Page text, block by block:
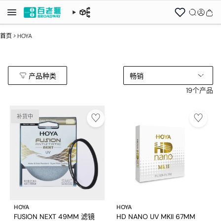
首页> HOYA
产品种类
畅销
19个产品
补货中
HOYA
FUSION NEXT 49MM 滤镜
HOYA
HD NANO UV MKII 67MM